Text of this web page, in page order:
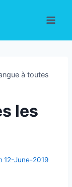
à toutes
les
12-June-2019